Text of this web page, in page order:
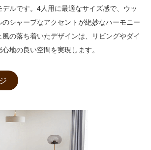
デルです。4人用に最適なサイズ感で、ウッ
のシャープなアクセントが絶妙なハーモニー
の落ち着いたデザインは、リビングやダイ
地の良い空間を実現します。